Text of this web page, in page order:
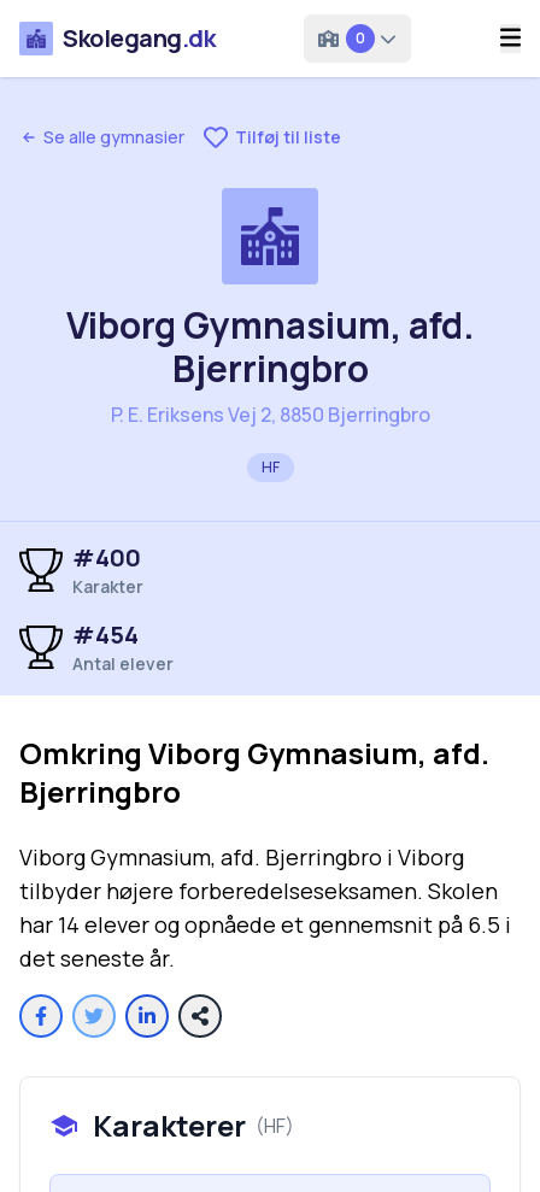
Skolegang.dk 0
Se alle gymnasier Tilføj til liste
Viborg Gymnasium, afd.
Bjerringbro
P. E. Eriksens Vej 2, 8850 Bjerringbro
HF
#400
Karakter
#454
Antal elever
Omkring Viborg Gymnasium, afd.
Bjerringbro
Viborg Gymnasium, afd. Bjerringbro i Viborg
tilbyder højere forberedelseseksamen. Skolen
har 14 elever og opnåede et gennemsnit på 6.5 i
det seneste år.
Karakterer (HF)